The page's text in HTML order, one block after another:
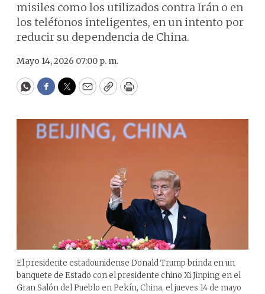
misiles como los utilizados contra Irán o en
los teléfonos inteligentes, en un intento por
reducir su dependencia de China.
Mayo 14, 2026 07:00 p. m.
WhatsApp
Facebook
Twitter
EmailCopyPrint
El presidente estadounidense Donald Trump brinda en un
banquete de Estado con el presidente chino Xi Jinping en el
Gran Salón del Pueblo en Pekín, China, el jueves 14 de mayo